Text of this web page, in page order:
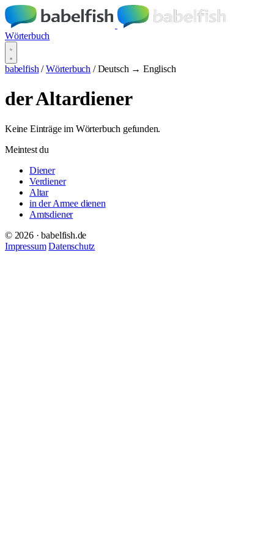
Wörterbuch
babelfish / Wörterbuch / Deutsch → Englisch
der Altardiener
Keine Einträge im Wörterbuch gefunden.
Meintest du
Diener
Verdiener
Altar
in der Armee dienen
Amtsdiener
© 2026 · babelfish.de
Impressum Datenschutz